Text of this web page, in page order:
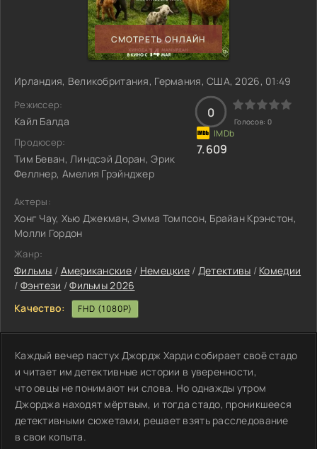
СМОТРЕТЬ ОНЛАЙН
Ирландия, Великобритания, Германия, США, 2026, 01:49
Режиссер:
Кайл Балда
Продюсер:
Тим Беван, Линдсэй Доран, Эрик
Феллнер, Амелия Грэйнджер
0
Голосов: 0
7.609
Актеры:
Хонг Чау, Хью Джекман, Эмма Томпсон, Брайан Крэнстон,
Молли Гордон
Жанр:
Фильмы / Американские/ Немецкие / Детективы / Комедии
/ Фэнтези /Фильмы 2026
Качество:
FHD (1080P)
Каждый вечер пастух Джордж Харди собирает своё стадо
и читает им детективные истории в уверенности,
что овцы не понимают ни слова. Но однажды утром
Джорджа находят мёртвым, и тогда стадо, проникшееся
детективными сюжетами, решает взять расследование
в свои копыта.